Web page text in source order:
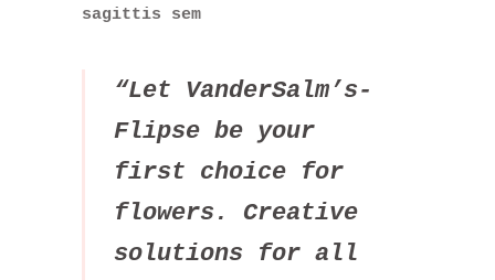
sagittis sem
“Let VanderSalm’s-
Flipse be your
first choice for
flowers. Creative
solutions for all